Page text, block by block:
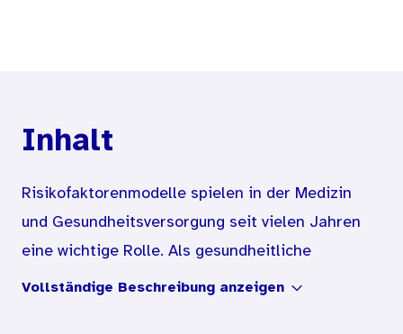
Inhalt
Risikofaktorenmodelle spielen in der Medizin
und Gesundheitsversorgung seit vielen Jahren
eine wichtige Rolle. Als gesundheitliche
Risikofaktoren gelten dabei Merkmale, von
Vollständige Beschreibung anzeigen